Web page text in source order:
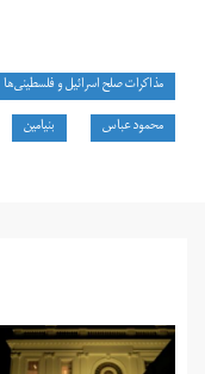
مذاکرات صلح اسرائیل و فلسطینی‌ها
محمود عباس
بنیامین